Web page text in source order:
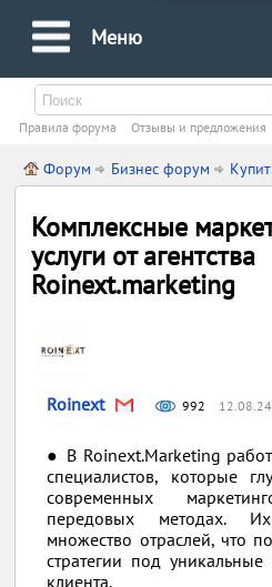
Меню
Правила форума Oтзывы и предложения
Форум Бизнес форум
Комплексные
услуги от агентства
Roinext.marketing
Roinext 992
● В Roinext.Marketing
специалистов, которые
современных
передовых методах.
множество отраслей, что
стратегии под
клиента.